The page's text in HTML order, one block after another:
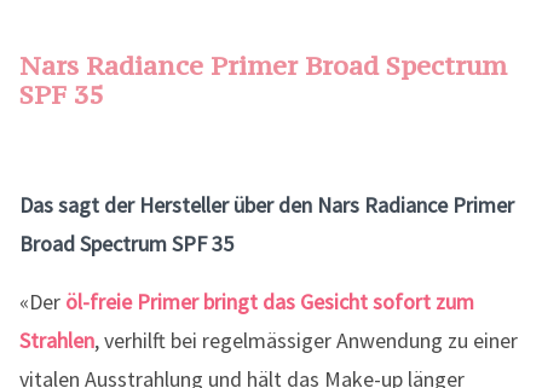
Nars Radiance Primer Broad Spectrum
SPF 35
Das sagt der Hersteller über den Nars Radiance Primer
Broad Spectrum SPF 35
«Der öl-freie Primer bringt das Gesicht sofort zum
Strahlen, verhilft bei regelmässiger Anwendung zu einer
vitalen Ausstrahlung und hält das Make-up länger